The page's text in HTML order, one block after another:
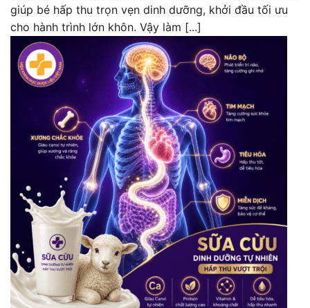
giúp bé hấp thu trọn vẹn dinh dưỡng, khởi đầu tối ưu
cho hành trình lớn khôn. Vậy làm [...]